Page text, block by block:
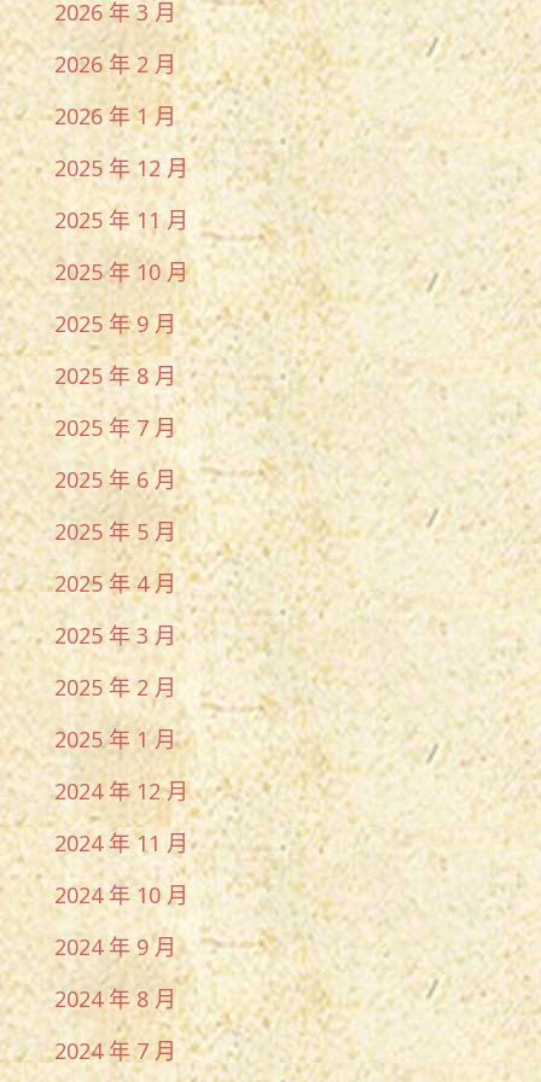
2026 年 3 月
2026 年 2 月
2026 年 1 月
2025 年 12 月
2025 年 11 月
2025 年 10 月
2025 年 9 月
2025 年 8 月
2025 年 7 月
2025 年 6 月
2025 年 5 月
2025 年 4 月
2025 年 3 月
2025 年 2 月
2025 年 1 月
2024 年 12 月
2024 年 11 月
2024 年 10 月
2024 年 9 月
2024 年 8 月
2024 年 7 月